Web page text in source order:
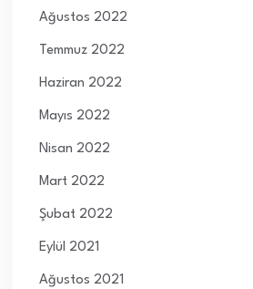
Ağustos 2022
Temmuz 2022
Haziran 2022
Mayıs 2022
Nisan 2022
Mart 2022
Şubat 2022
Eylül 2021
Ağustos 2021